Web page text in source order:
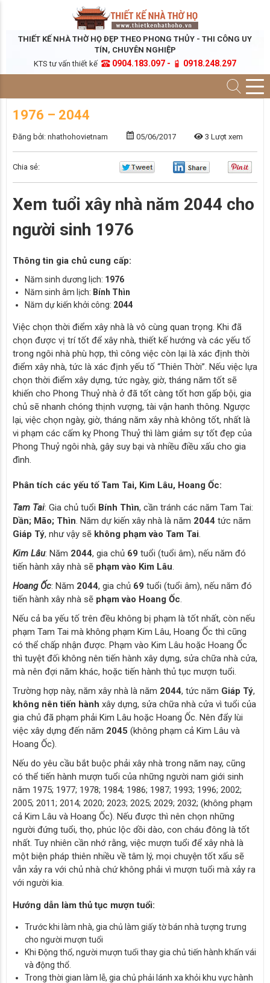
THIẾT KẾ NHÀ THỜ HỌ ĐẸP THEO PHONG THỦY - THI CÔNG UY
TÍN, CHUYÊN NGHIỆP
KTS tư vấn thiết kế
0904.183.097 - 0918.248.297
1976 – 2044
Đăng bởi: nhathohovietnam 05/06/2017 3 Lượt xem
Chia sẻ:
Xem tuổi xây nhà năm 2044 cho
người sinh 1976
Thông tin gia chủ cung cấp:
Năm sinh dương lịch: 1976
Năm sinh âm lịch: Bính Thìn
Năm dự kiến khởi công: 2044
Việc chọn thời điểm xây nhà là vô cùng quan trọng. Khi đã
chọn được vị trí tốt để xây nhà, thiết kế hướng và các yếu tố
trong ngôi nhà phù hợp, thì công việc còn lại là xác định thời
điểm xây nhà, tức là xác định yếu tố “Thiên Thời”. Nếu việc lựa
chọn thời điểm xây dựng, tức ngày, giờ, tháng năm tốt sẽ
khiến cho Phong Thuỷ nhà ở đã tốt càng tốt hơn gấp bội, gia
chủ sẽ nhanh chóng thịnh vượng, tài vận hanh thông. Ngược
lại, việc chọn ngày, giờ, tháng năm xây nhà không tốt, nhất là
vi phạm các cấm kỵ Phong Thuỷ thì làm giảm sự tốt đẹp của
Phong Thuỷ ngôi nhà, gây suy bại và nhiều điều xấu cho gia
đình.
Phân tích các yếu tố Tam Tai, Kim Lâu, Hoang Ốc:
Tam Tai: Gia chủ tuổi Bính Thìn, cần tránh các năm Tam Tai:
Dần; Mão; Thìn. Năm dự kiến xây nhà là năm 2044 tức năm
Giáp Tý, như vậy sẽ không phạm vào Tam Tai.
Kim Lâu: Năm 2044, gia chủ 69 tuổi (tuổi âm), nếu năm đó
tiến hành xây nhà sẽ phạm vào Kim Lâu.
Hoang Ốc: Năm 2044, gia chủ 69 tuổi (tuổi âm), nếu năm đó
tiến hành xây nhà sẽ phạm vào Hoang Ốc.
Nếu cả ba yếu tố trên đều không bị phạm là tốt nhất, còn nếu
phạm Tam Tai mà không phạm Kim Lâu, Hoang Ốc thì cũng
có thể chấp nhận được. Phạm vào Kim Lâu hoặc Hoang Ốc
thì tuyệt đối không nên tiến hành xây dựng, sửa chữa nhà cửa,
mà nên đợi năm khác, hoặc tiến hành thủ tục mượn tuổi.
Trường hợp này, năm xây nhà là năm 2044, tức năm Giáp Tý,
không nên tiến hành xây dựng, sửa chữa nhà cửa vì tuổi của
gia chủ đã phạm phải Kim Lâu hoặc Hoang Ốc. Nên đẩy lùi
việc xây dựng đến năm 2045 (không phạm cả Kim Lâu và
Hoang Ốc).
Nếu do yêu cầu bắt buộc phải xây nhà trong năm nay, cũng
có thể tiến hành mượn tuổi của những người nam giới sinh
năm 1975; 1977; 1978; 1984; 1986; 1987; 1993; 1996; 2002;
2005; 2011; 2014; 2020; 2023; 2025; 2029; 2032; (không phạm
cả Kim Lâu và Hoang Ốc). Nếu được thì nên chọn những
người đứng tuổi, thọ, phúc lộc dồi dào, con cháu đông là tốt
nhất. Tuy nhiên cần nhớ rằng, việc mượn tuổi để xây nhà là
một biện pháp thiên nhiều về tâm lý, mọi chuyện tốt xấu sẽ
vẫn xảy ra với chủ nhà chứ không phải vì mượn tuổi mà xảy ra
với người kia.
Hướng dẫn làm thủ tục mượn tuổi:
Trước khi làm nhà, gia chủ làm giấy tờ bán nhà tượng trưng
cho người mượn tuổi
Khi Động thổ, người mượn tuổi thay gia chủ tiến hành khấn vái
và động thổ.
Trong thời gian làm lễ, gia chủ phải lánh xa khỏi khu vực hành